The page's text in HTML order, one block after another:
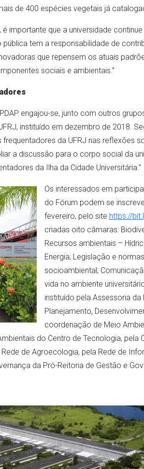
de 400 espécies vegetais já
é importante que a universidade
tem a responsabilidade de
que repensem os atuais
sociais e ambientais.”
engajou-se, junto com outros
instituído em dezembro de 2018.
da UFRJ nas reflexões
a discussão para o corpo social da
da Ilha da Cidade Universitária.”
Os interessados em
do Fórum podem se
fevereiro, pelo site https://
criadas oito câmaras:
Recursos ambientais –
Energia; Legislação e
socioambiental;
vida no ambiente
instituído pela Assessoria da
Planejamento,
coordenação de Meio
do Centro de Tecnologia, pela
de Agroecologia, pela Rede de
da Pró-Reitoria de Gestão e